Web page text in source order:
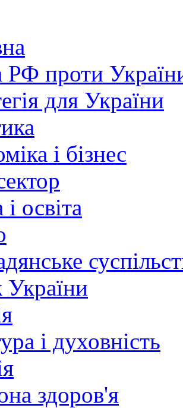
РФ проти
для України
і бізнес
освіта
України
і духовність
здоров'я